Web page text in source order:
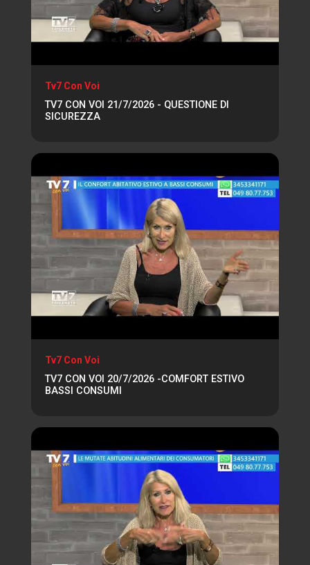
Tv7 Con Voi
TV7 CON VOI 21/7/2026 - QUESTIONE DI
SICUREZZA
Tv7 Con Voi
TV7 CON VOI 20/7/2026 -COMFORT ESTIVO
BASSI CONSUMI